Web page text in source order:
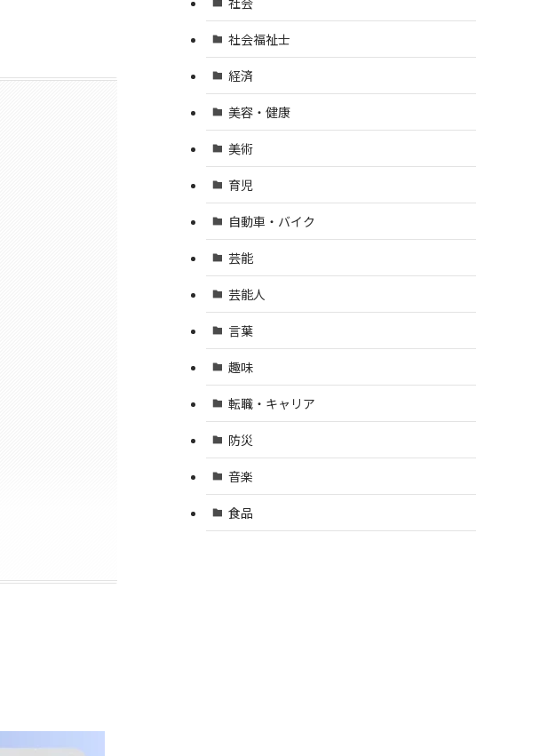
社会福祉士
経済
美容・健康
美術
育児
自動車・バイク
芸能
芸能人
言葉
趣味
転職・キャリア
防災
音楽
食品